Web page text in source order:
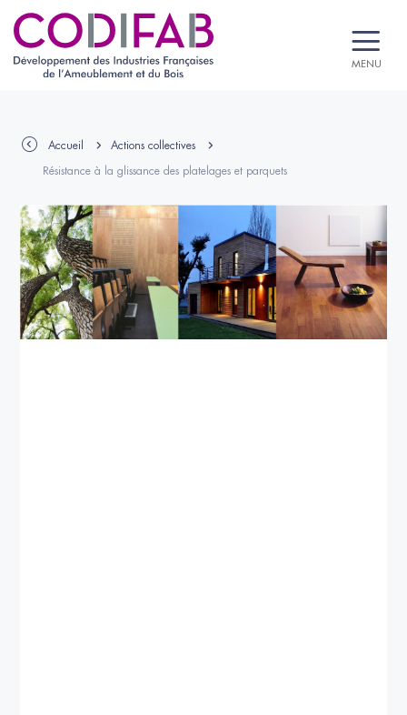
MENU
Accueil Actions collectives
Résistance à la glissance des platelages et parquets